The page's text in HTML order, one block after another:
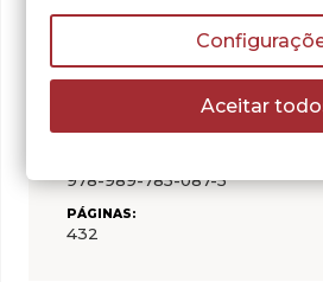
978-989-785-087-5
PÁGINAS:
432
Aceitar